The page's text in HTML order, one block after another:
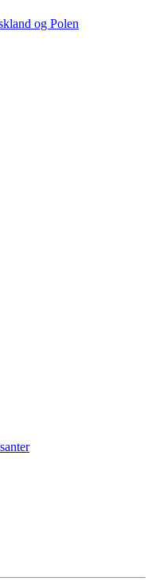
og Polen